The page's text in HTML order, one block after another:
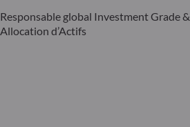
Responsable global Investment Grade &
Allocation d’Actifs